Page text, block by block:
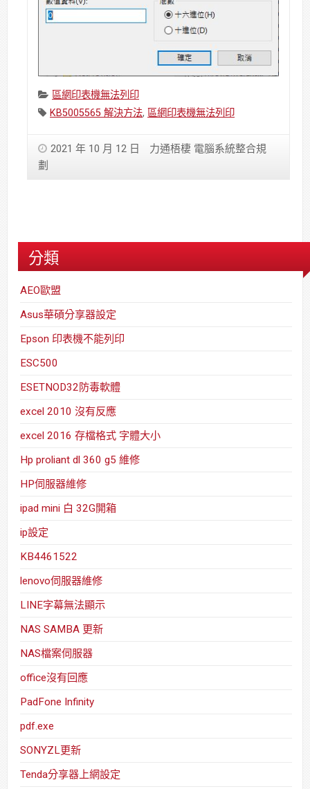
Categories:
區網印表機無法列印
Tags:
KB5005565 解決方法, 區網印表機無法列印
2021 年 10 月 12 日
力通梧棲 電腦系統整合規
劃
分類
AEO歐盟
Asus華碩分享器設定
Epson 印表機不能列印
ESC500
ESETNOD32防毒軟體
excel 2010 沒有反應
excel 2016 存檔格式 字體大小
Hp proliant dl 360 g5 維修
HP伺服器維修
ipad mini 白 32G開箱
ip設定
KB4461522
lenovo伺服器維修
LINE字幕無法顯示
NAS SAMBA 更新
NAS檔案伺服器
office沒有回應
PadFone Infinity
pdf.exe
SONYZL更新
Tenda分享器上網設定